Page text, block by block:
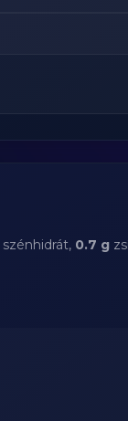
szénhidrát, 0.7 g